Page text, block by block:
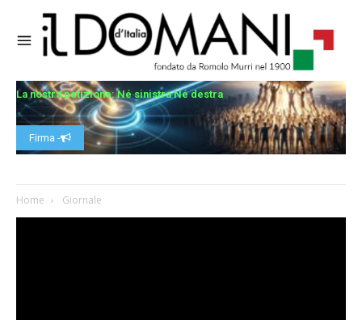
La nostra petizione: Né sinistra Né destra
Firma -
Home Giornale